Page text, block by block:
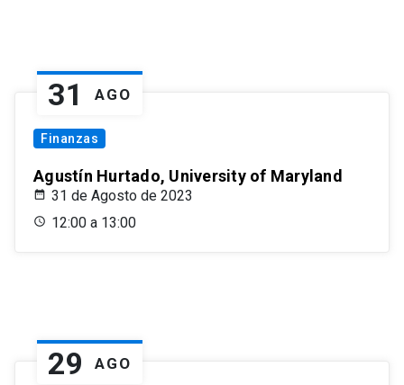
31 AGO
Finanzas
Agustín Hurtado, University of Maryland
31 de Agosto de 2023
12:00 a 13:00
29 AGO